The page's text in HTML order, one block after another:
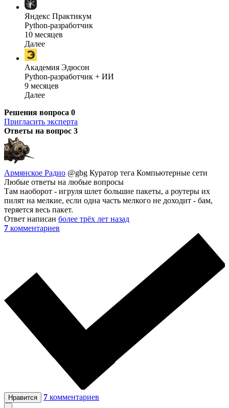
Яндекс Практикум
Python-разработчик
10 месяцев
Далее
Академия Эдюсон
Python-разработчик + ИИ
9 месяцев
Далее
Решения вопроса 0
Пригласить эксперта
Ответы на вопрос 3
Армянское Радио @gbg Куратор тега Компьютерные сети
Любые ответы на любые вопросы
Там наоборот - игруля шлет большие пакеты, а роутеры их
пилят на мелкие, если одна часть мелкого не доходит - бам,
теряется весь пакет.
Ответ написан более трёх лет назад
7 комментариев
Нравится 7 комментариев